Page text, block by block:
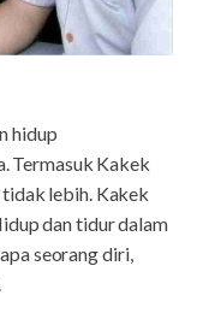
hidup
Termasuk Kakek
lebih. Kakek
dan tidur dalam
seorang diri,